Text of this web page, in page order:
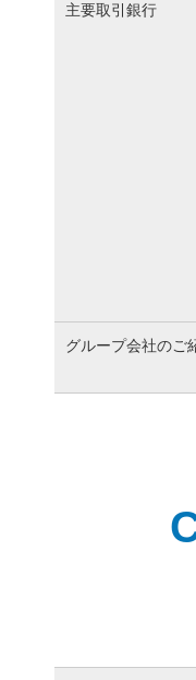
主要取引銀行
グループ会社のご